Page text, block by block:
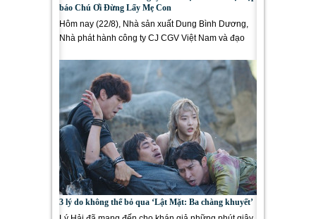
báo Chú Ơi Đừng Lấy Mẹ Con
Hôm nay (22/8), Nhà sản xuất Dung Bình Dương,
Nhà phát hành công ty CJ CGV Việt Nam và đạo
3 lý do không thể bỏ qua ‘Lật Mặt: Ba chàng khuyết’